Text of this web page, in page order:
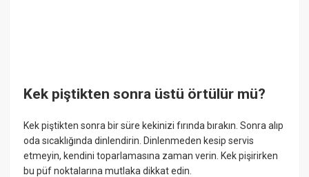
Kek piştikten sonra üstü örtülür mü?
Kek piştikten sonra bir süre kekinizi fırında bırakın. Sonra alıp
oda sıcaklığında dinlendirin. Dinlenmeden kesip servis
etmeyin, kendini toparlamasına zaman verin. Kek pişirirken
bu püf noktalarına mutlaka dikkat edin.